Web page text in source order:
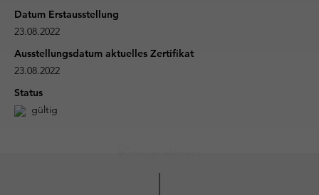
Datum Erstausstellung
23.08.2022
Ausstellungsdatum aktuelles Zertifikat
23.08.2022
Status
gültig